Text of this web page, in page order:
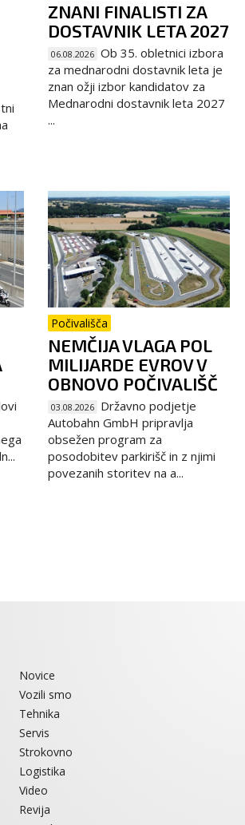
ZNANI FINALISTI ZA
DOSTAVNIK LETA 2027
06.08.2026 Ob 35. obletnici izbora
za mednarodni dostavnik leta je
znan ožji izbor kandidatov za
Mednarodni dostavnik leta 2027
...
Počivališča
NEMČIJA VLAGA POL
MILIJARDE EVROV V
OBNOVO POČIVALIŠČ
03.08.2026
Državno podjetje
Autobahn GmbH pripravlja
obsežen program za
posodobitev parkirišč in z njimi
povezanih storitev na a...
Novice
Vozili smo
Tehnika
Servis
Strokovno
Logistika
Video
Revija